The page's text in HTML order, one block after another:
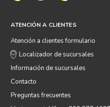
ATENCIÓN A CLIENTES
Atención a clientes formulario
Localizador de sucursales
Información de sucursales
Contacto
Preguntas frecuentes